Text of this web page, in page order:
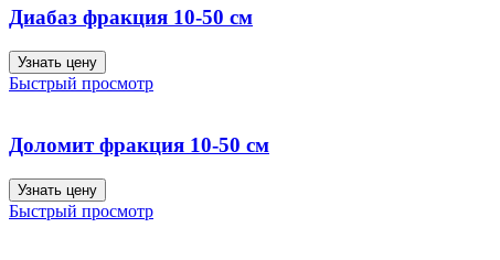
Диабаз фракция 10-50 см
Узнать цену
Быстрый просмотр
Доломит фракция 10-50 см
Узнать цену
Быстрый просмотр